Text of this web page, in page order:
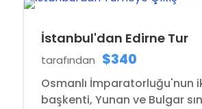
İstanbul'dan Edirne Tur
tarafından $340
Osmanlı İmparatorluğu'nun
başkenti, Yunan ve Bulgar